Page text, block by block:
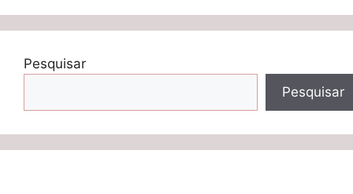
Pesquisar
Pesquisar